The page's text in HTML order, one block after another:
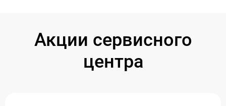
Акции сервисного
центра